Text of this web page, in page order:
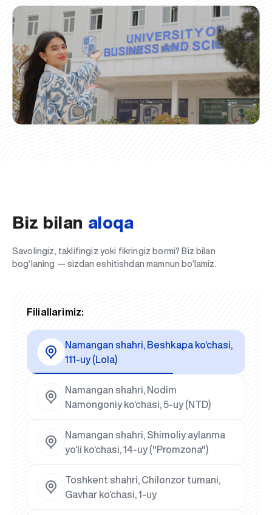
Biz bilan aloqa
Savolingiz, taklifingiz yoki fikringiz bormi? Biz bilan
bog‘laning — sizdan eshitishdan mamnun bo‘lamiz.
Filiallarimiz:
Namangan shahri, Beshkapa ko‘chasi,
111-uy (Lola)
Namangan shahri, Nodim
Namongoniy ko‘chasi, 5-uy (NTD)
Namangan shahri, Shimoliy aylanma
yo‘li ko‘chasi, 14-uy ("Promzona")
Toshkent shahri, Chilonzor tumani,
Gavhar ko‘chasi, 1-uy